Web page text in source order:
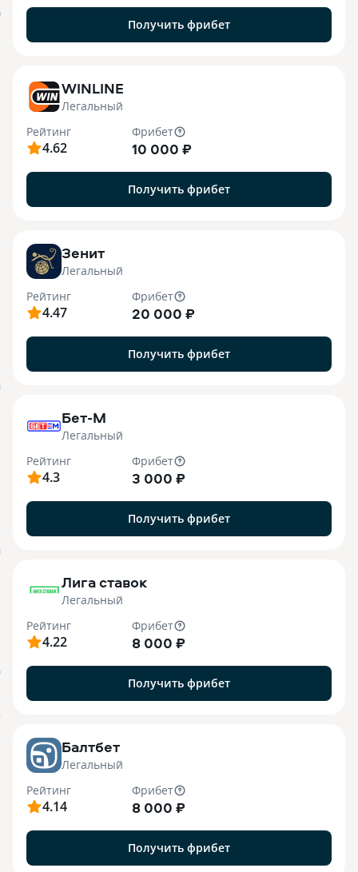
Получить фрибет
WINLINE
Легальный
Рейтинг
4.62
Фрибет
10 000 ₽
Получить фрибет
Зенит
Легальный
Рейтинг
4.47
Фрибет
20 000 ₽
Получить фрибет
Бет-М
Легальный
Рейтинг
4.3
Фрибет
3 000 ₽
Получить фрибет
Лига ставок
Легальный
Рейтинг
4.22
Фрибет
8 000 ₽
Получить фрибет
Балтбет
Легальный
Рейтинг
4.14
Фрибет
8 000 ₽
Получить фрибет